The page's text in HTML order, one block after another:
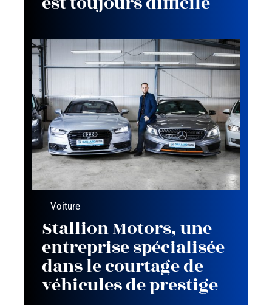
Voiture
Stallion Motors, une
entreprise spécialisée
dans le courtage de
véhicules de prestige